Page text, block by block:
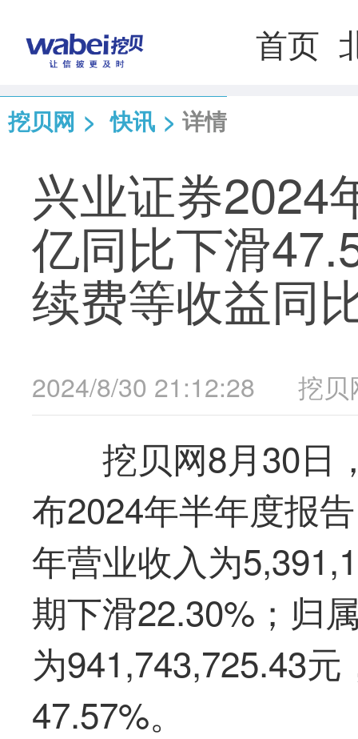
首页
挖贝网 > 快讯 > 详情
兴业证券2024
亿同比下滑
续费等收益同
2024/8/30 21:12:28 挖贝
挖贝网8月30日
布2024年半年度报
年营业收入为
期下滑22.30%；归
为941,743,725.43元
47.57%。